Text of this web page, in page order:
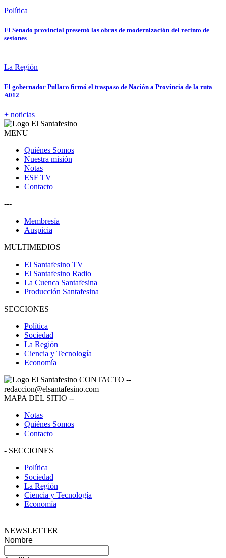
Política
El Senado provincial presentó las obras de modernización del recinto de
sesiones
La Región
El gobernador Pullaro firmó el traspaso de Nación a Provincia de la ruta
A012
+ noticias
MENU
Quiénes Somos
Nuestra misión
Notas
ESF TV
Contacto
---
Membresía
Auspicia
MULTIMEDIOS
El Santafesino TV
El Santafesino Radio
La Cuenca Santafesina
Producción Santafesina
SECCIONES
Política
Sociedad
La Región
Ciencia y Tecnología
Economía
CONTACTO --
redaccion@elsantafesino.com
MAPA DEL SITIO --
Notas
Quiénes Somos
Contacto
- SECCIONES
Política
Sociedad
La Región
Ciencia y Tecnología
Economía
NEWSLETTER
Nombre